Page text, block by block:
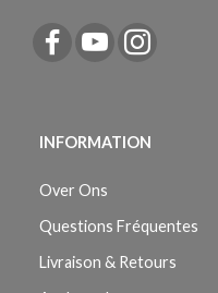
INFORMATION
Over Ons
Questions Fréquentes
Livraison & Retours